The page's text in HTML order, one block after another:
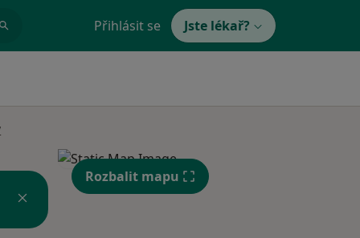
Přihlásit se Jste lékař?
Rozbalit mapu